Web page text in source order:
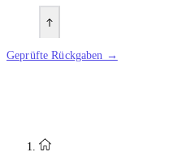
Geprüfte Rückgaben →